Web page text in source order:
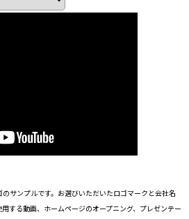
サンプルです。お選びいただいたロゴマークと会社名
する動画、ホームページのオープニング、プレゼンテー